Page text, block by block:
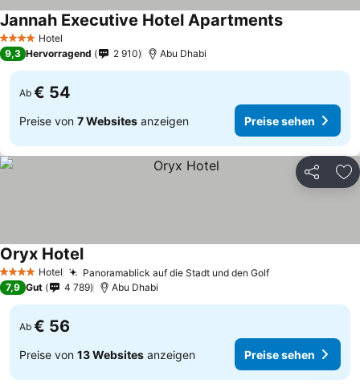
4 Sterne Hotel
Jannah Executive Hotel Apartments
9,3 Hervorragend 2 910 Abu Dhabi
Ab € 54
Preise von 7 Websites anzeigen Preise sehen
Teilen
4 Sterne Hotel Panoramablick auf die Stadt und den Golf
Oryx Hotel
7,9 Gut 4 789 Abu Dhabi
Ab € 56
Preise von 13 Websites anzeigen Preise sehen